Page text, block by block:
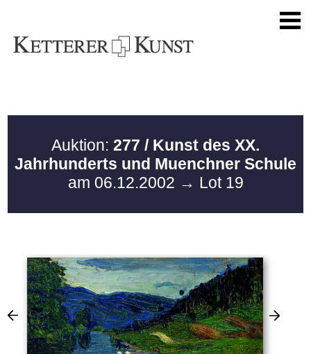
Auktion: 277 / Kunst des XX.
Jahrhunderts und Muenchner Schule
am 06.12.2002 → Lot 19